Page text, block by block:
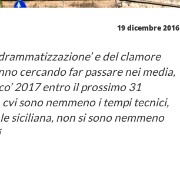
19 dicembre 2016
e del clamore
cercando far passare nei media,
2017 entro il prossimo 31
sono nemmeno i tempi tecnici,
siciliana, non si sono nemmeno